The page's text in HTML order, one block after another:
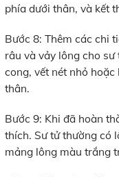
phía dưới thân, và kết
Bước 8: Thêm các chi
râu và vảy lông cho
cong, vết nét nhỏ
thân.
Bước 9: Khi đã hoàn
thích. Sư tử thường có
mảng lông màu trắng